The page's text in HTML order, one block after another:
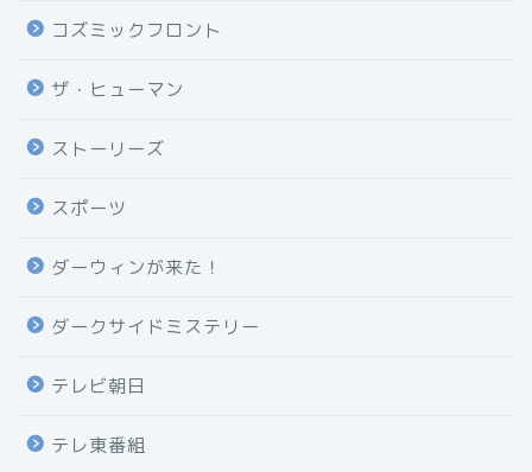
コズミックフロント
ザ・ヒューマン
ストーリーズ
スポーツ
ダーウィンが来た！
ダークサイドミステリー
テレビ朝日
テレ東番組